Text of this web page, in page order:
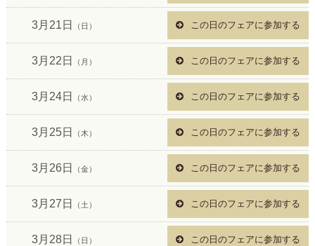
3月21日 （日） この日のフェアに参加する
3月22日 （月） この日のフェアに参加する
3月24日 （水） この日のフェアに参加する
3月25日 （木） この日のフェアに参加する
3月26日 （金） この日のフェアに参加する
3月27日 （土） この日のフェアに参加する
3月28日 （日） この日のフェアに参加する